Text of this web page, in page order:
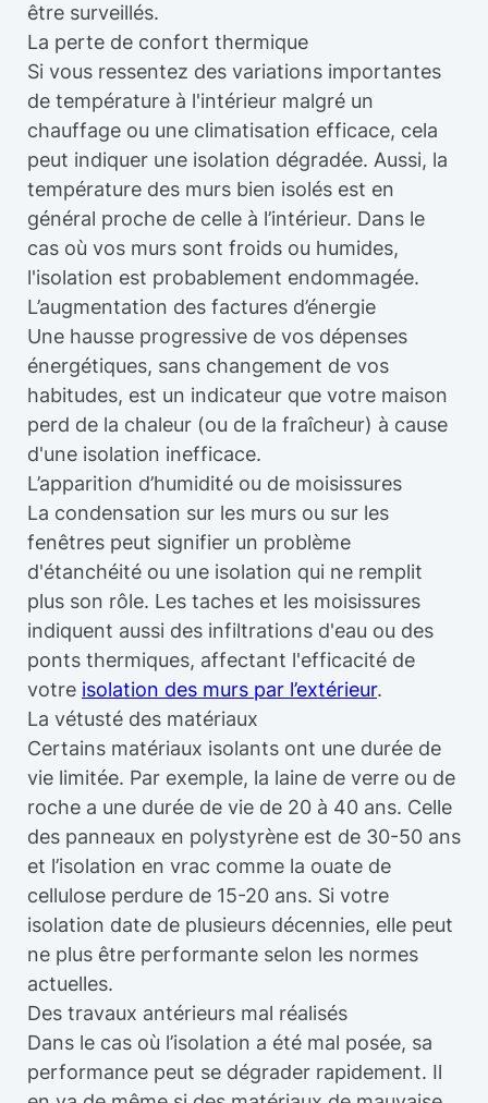
être surveillés.
La perte de confort thermique
Si vous ressentez des variations importantes
de température à l'intérieur malgré un
chauffage ou une climatisation efficace, cela
peut indiquer une isolation dégradée. Aussi, la
température des murs bien isolés est en
général proche de celle à l’intérieur. Dans le
cas où vos murs sont froids ou humides,
l'isolation est probablement endommagée.
L’augmentation des factures d’énergie
Une hausse progressive de vos dépenses
énergétiques, sans changement de vos
habitudes, est un indicateur que votre maison
perd de la chaleur (ou de la fraîcheur) à cause
d'une isolation inefficace.
L’apparition d’humidité ou de moisissures
La condensation sur les murs ou sur les
fenêtres peut signifier un problème
d'étanchéité ou une isolation qui ne remplit
plus son rôle. Les taches et les moisissures
indiquent aussi des infiltrations d'eau ou des
ponts thermiques, affectant l'efficacité de
votre isolation des murs par l’extérieur.
La vétusté des matériaux
Certains matériaux isolants ont une durée de
vie limitée. Par exemple, la laine de verre ou de
roche a une durée de vie de 20 à 40 ans. Celle
des panneaux en polystyrène est de 30-50 ans
et l’isolation en vrac comme la ouate de
cellulose perdure de 15-20 ans. Si votre
isolation date de plusieurs décennies, elle peut
ne plus être performante selon les normes
actuelles.
Des travaux antérieurs mal réalisés
Dans le cas où l’isolation a été mal posée, sa
performance peut se dégrader rapidement. Il